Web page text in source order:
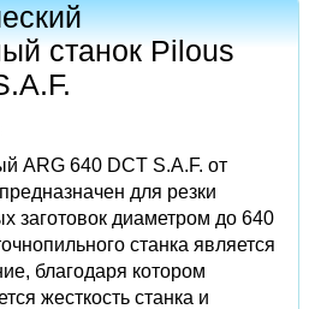
станок Pilous
ARG 640 DCT S.A.F. от
для резки
заготовок диаметром до 640
станка является
благодаря котором
жесткость станка и